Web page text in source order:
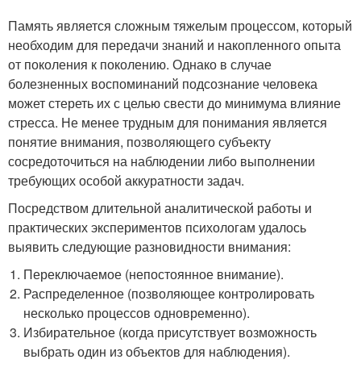
Память является сложным тяжелым процессом, который
необходим для передачи знаний и накопленного опыта
от поколения к поколению. Однако в случае
болезненных воспоминаний подсознание человека
может стереть их с целью свести до минимума влияние
стресса. Не менее трудным для понимания является
понятие внимания, позволяющего субъекту
сосредоточиться на наблюдении либо выполнении
требующих особой аккуратности задач.
Посредством длительной аналитической работы и
практических экспериментов психологам удалось
выявить следующие разновидности внимания:
Переключаемое (непостоянное внимание).
Распределенное (позволяющее контролировать
несколько процессов одновременно).
Избирательное (когда присутствует возможность
выбрать один из объектов для наблюдения).